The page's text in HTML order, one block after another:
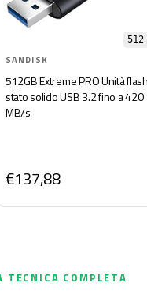
512
SANDISK
512GB Extreme PRO Unità
stato solido USB 3.2 fino a 420
MB/s
€137,88
TECNICA COMPLETA